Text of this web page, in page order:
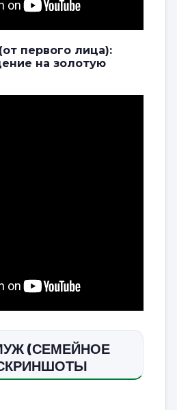
первого лица):
на золотую
(СЕМЕЙНОЕ